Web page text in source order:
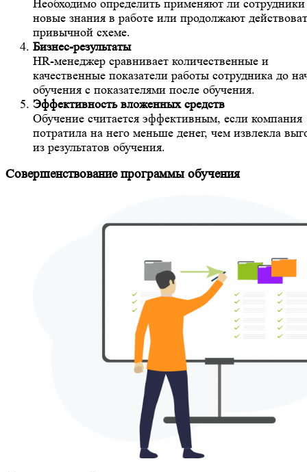
Необходимо определить применяют ли сотрудники
новые знания в работе или продолжают
привычной схеме.
Бизнес-результаты
HR-менеджер сравнивает количественные и
качественные показатели работы сотрудника до
обучения с показателями после обучения.
Эффективность вложенных средств
Обучение считается эффективным, если компания
потратила на него меньше денег, чем извлекла
из результатов обучения.
Совершенствование программы обучения